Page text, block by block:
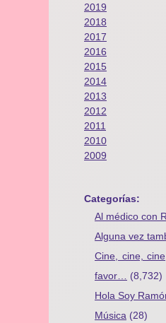
2019
2018
2017
2016
2015
2014
2013
2012
2011
2010
2009
Categorías:
Al médico con
Alguna vez
Cine, cine,
favor…
(8,732)
Hola Soy
Música (28)